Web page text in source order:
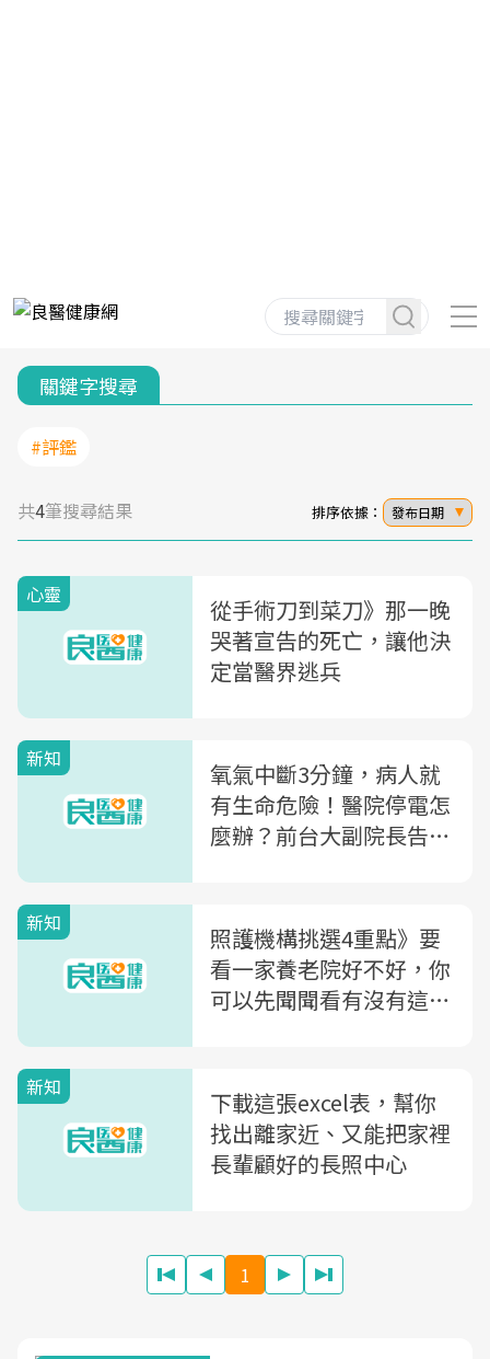
關鍵字搜尋
#評鑑
共4筆搜尋結果 排序依據： 發布日期
心靈
從手術刀到菜刀》那一晚
哭著宣告的死亡，讓他決
定當醫界逃兵
新知
氧氣中斷3分鐘，病人就
有生命危險！醫院停電怎
麼辦？前台大副院長告訴
新知
照護機構挑選4重點》要
看一家養老院好不好，你
可以先聞聞看有沒有這個
新知
下載這張excel表，幫你
找出離家近、又能把家裡
長輩顧好的長照中心
1